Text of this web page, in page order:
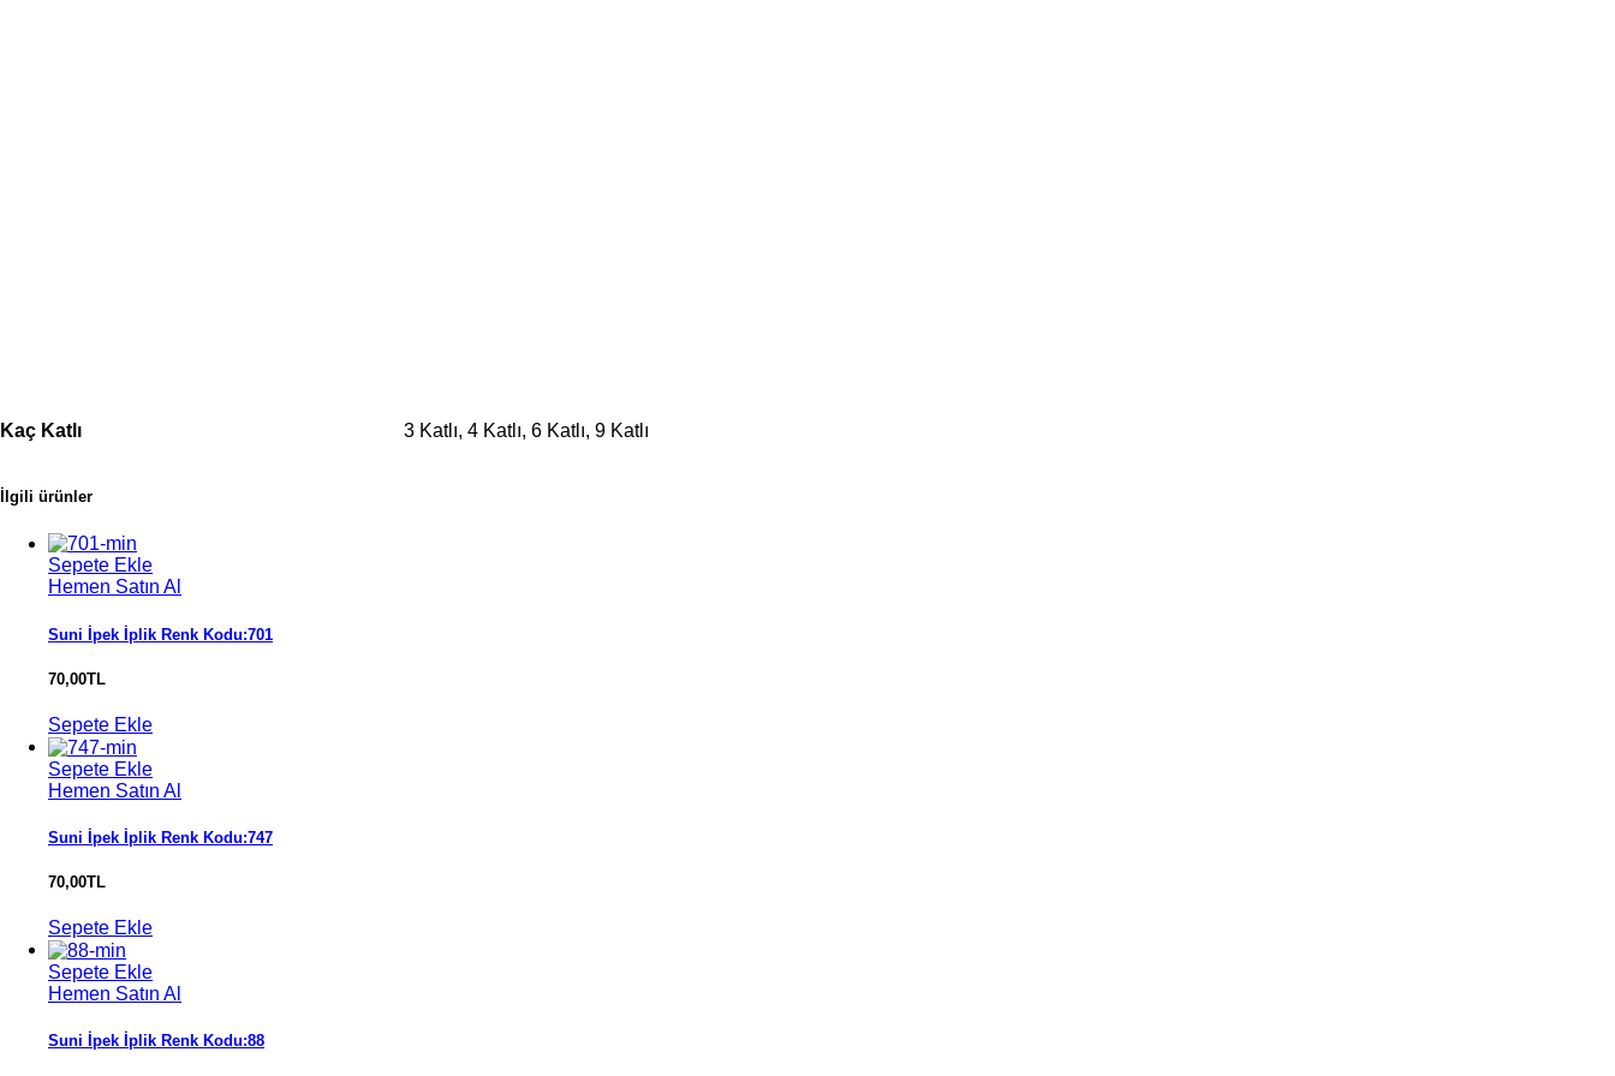
Kaç Katlı 3 Katlı, 4 Katlı, 6 Katlı, 9 Katlı
İlgili ürünler
Sepete Ekle
Hemen Satın Al
Suni İpek İplik Renk Kodu:701
70,00TL
Sepete Ekle
Sepete Ekle
Hemen Satın Al
Suni İpek İplik Renk Kodu:747
70,00TL
Sepete Ekle
Sepete Ekle
Hemen Satın Al
Suni İpek İplik Renk Kodu:88